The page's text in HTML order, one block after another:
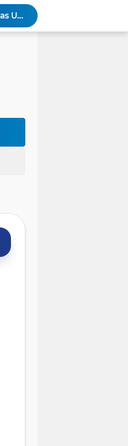
Keren! Tim SAR Dit Samapta Polda Sulsel Raih Penghargaan Basarnas Usai Misi ATR 42-500 di Bulu Saraung
Pemkab Sinjai Salurkan Bantuan ATENSI Kemensos untuk 36 Penyandang Disabilitas
Luar Biasa! Pelajar SMPN 3 Sinjai Unjuk Gigi Pamer Aplikasi AI di Kantor Google Indonesia